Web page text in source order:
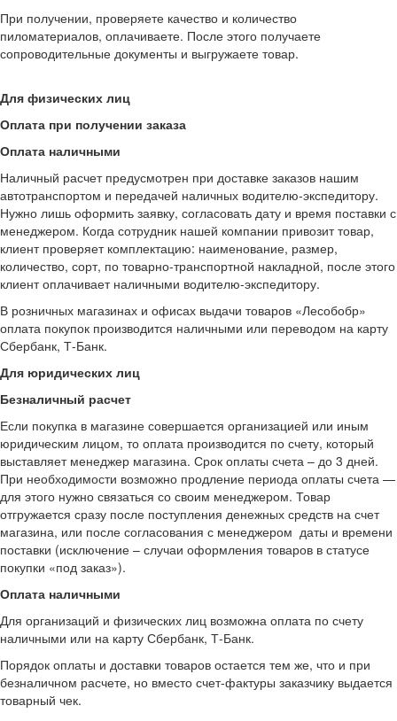
При получении, проверяете качество и количество
пиломатериалов, оплачиваете. После этого получаете
сопроводительные документы и выгружаете товар.
Для физических лиц
Оплата при получении заказа
Оплата наличными
Наличный расчет предусмотрен при доставке заказов нашим
автотранспортом и передачей наличных водителю-экспедитору.
Нужно лишь оформить заявку, согласовать дату и время поставки с
менеджером. Когда сотрудник нашей компании привозит товар,
клиент проверяет комплектацию: наименование, размер,
количество, сорт, по товарно-транспортной накладной, после этого
клиент оплачивает наличными водителю-экспедитору.
В розничных магазинах и офисах выдачи товаров «Лесобобр»
оплата покупок производится наличными или переводом на карту
Сбербанк, Т-Банк.
Для юридических лиц
Безналичный расчет
Если покупка в магазине совершается организацией или иным
юридическим лицом, то оплата производится по счету, который
выставляет менеджер магазина. Срок оплаты счета – до 3 дней.
При необходимости возможно продление периода оплаты счета —
для этого нужно связаться со своим менеджером. Товар
отгружается сразу после поступления денежных средств на счет
магазина, или после согласования с менеджером даты и времени
поставки (исключение – случаи оформления товаров в статусе
покупки «под заказ»).
Оплата наличными
Для организаций и физических лиц возможна оплата по счету
наличными или на карту Сбербанк, Т-Банк.
Порядок оплаты и доставки товаров остается тем же, что и при
безналичном расчете, но вместо счет-фактуры заказчику выдается
товарный чек.